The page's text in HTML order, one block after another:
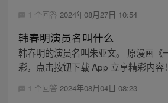
1 个回答 2024年08月27日 10:54
韩春明演员名叫什么
韩春明的演员名叫朱亚文。 原漫画《
彩，点击按钮下载 App 立享精彩内容！
1 个回答 2024年08月04日 08:23